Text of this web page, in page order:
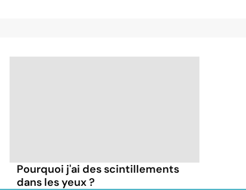
Pourquoi j'ai des scintillements
dans les yeux ?